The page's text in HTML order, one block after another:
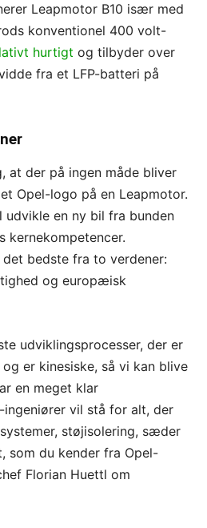
Leapmotor B10 især med
konventionel 400 volt-
hurtigt og tilbyder over
fra et LFP-batteri på
at der på ingen måde bliver
Opel-logo på en Leapmotor.
udvikle en ny bil fra bunden
kernekompetencer.
bedste fra to verdener:
og europæisk
udviklingsprocesser, der er
er kinesiske, så vi kan blive
en meget klar
vil stå for alt, der
støjisolering, sæder
som du kender fra Opel-
Florian Huettl om